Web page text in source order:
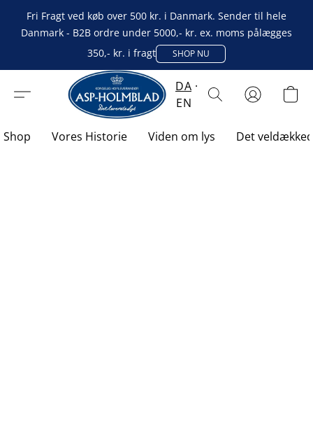
Fri Fragt ved køb over 500 kr. i Danmark. Sender til hele
Danmark - B2B ordre under 5000,- kr. ex. moms pålægges
350,- kr. i fragt
SHOP NU
DA
EN
Shop Vores Historie Viden om lys Det